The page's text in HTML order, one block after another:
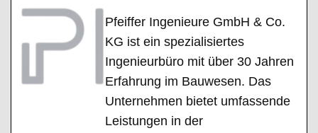
Pfeiffer Ingenieure GmbH & Co.
KG ist ein spezialisiertes
Ingenieurbüro mit über 30 Jahren
Erfahrung im Bauwesen. Das
Unternehmen bietet umfassende
Leistungen in der